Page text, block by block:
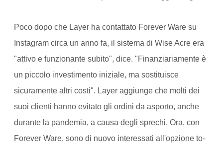
Poco dopo che Layer ha contattato Forever Ware su
Instagram circa un anno fa, il sistema di Wise Acre era
"attivo e funzionante subito", dice. "Finanziariamente è
un piccolo investimento iniziale, ma sostituisce
sicuramente altri costi". Layer aggiunge che molti dei
suoi clienti hanno evitato gli ordini da asporto, anche
durante la pandemia, a causa degli sprechi. Ora, con
Forever Ware, sono di nuovo interessati all'opzione to-